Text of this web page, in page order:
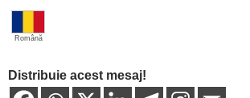
Română
Distribuie acest mesaj!